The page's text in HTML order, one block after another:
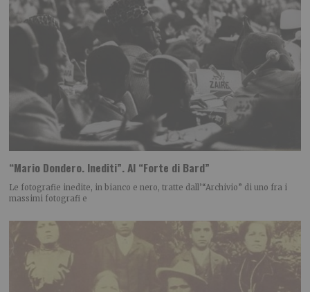
“Mario Dondero. Inediti”. Al “Forte di Bard”
Le fotografie inedite, in bianco e nero, tratte dall’“Archivio” di uno fra i
massimi fotografi e